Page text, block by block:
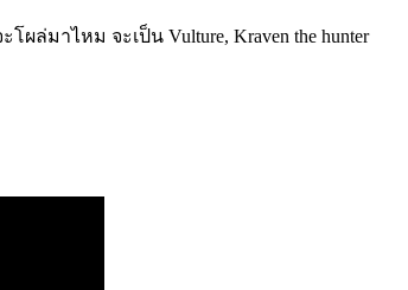
มาไหม จะเป็น Vulture, Kraven the hunter